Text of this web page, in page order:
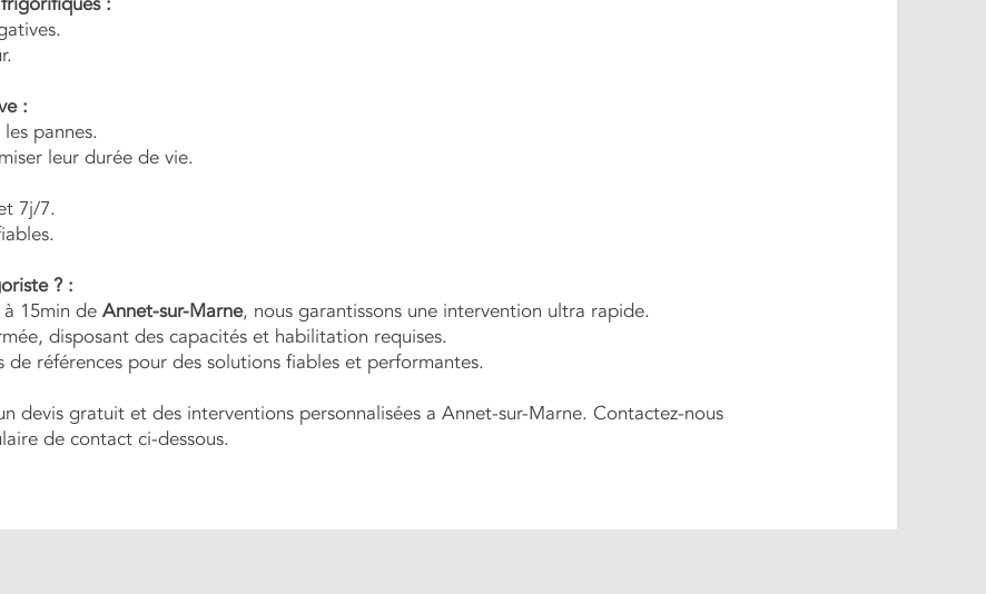
:
pannes.
leur durée de vie.
7j/7.
? :
15min de Annet-sur-Marne, nous garantissons une intervention ultra rapide.
disposant des capacités et habilitation requises.
références pour des solutions fiables et performantes.
devis gratuit et des interventions personnalisées a Annet-sur-Marne. Contactez-nous
de contact ci-dessous.